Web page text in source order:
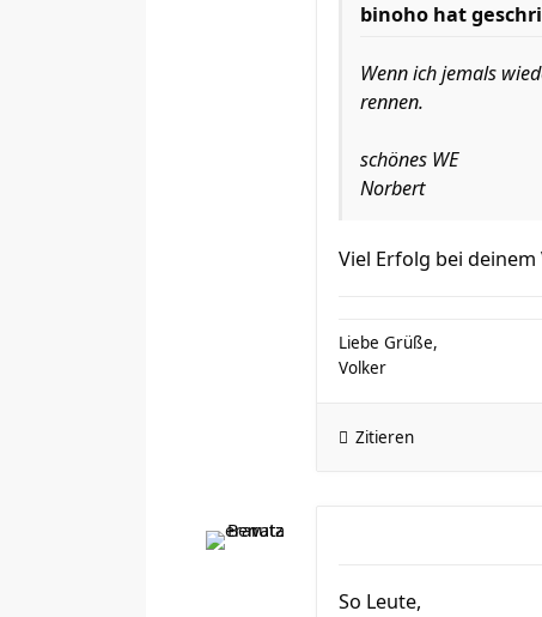
binoho hat
Wenn ich jemals
rennen.
schönes WE
Norbert
Viel Erfolg bei
Liebe Grüße,
Volker
Zitieren
So Leute,